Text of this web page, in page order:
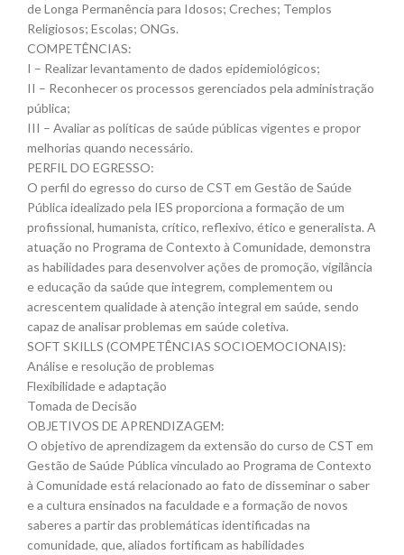
de Longa Permanência para Idosos; Creches; Templos
Religiosos; Escolas; ONGs.
COMPETÊNCIAS:
I – Realizar levantamento de dados epidemiológicos;
II – Reconhecer os processos gerenciados pela administração
pública;
III – Avaliar as políticas de saúde públicas vigentes e propor
melhorias quando necessário.
PERFIL DO EGRESSO:
O perfil do egresso do curso de CST em Gestão de Saúde
Pública idealizado pela IES proporciona a formação de um
profissional, humanista, crítico, reflexivo, ético e generalista. A
atuação no Programa de Contexto à Comunidade, demonstra
as habilidades para desenvolver ações de promoção, vigilância
e educação da saúde que integrem, complementem ou
acrescentem qualidade à atenção integral em saúde, sendo
capaz de analisar problemas em saúde coletiva.
SOFT SKILLS (COMPETÊNCIAS SOCIOEMOCIONAIS):
Análise e resolução de problemas
Flexibilidade e adaptação
Tomada de Decisão
OBJETIVOS DE APRENDIZAGEM:
O objetivo de aprendizagem da extensão do curso de CST em
Gestão de Saúde Pública vinculado ao Programa de Contexto
à Comunidade está relacionado ao fato de disseminar o saber
e a cultura ensinados na faculdade e a formação de novos
saberes a partir das problemáticas identificadas na
comunidade, que, aliados fortificam as habilidades